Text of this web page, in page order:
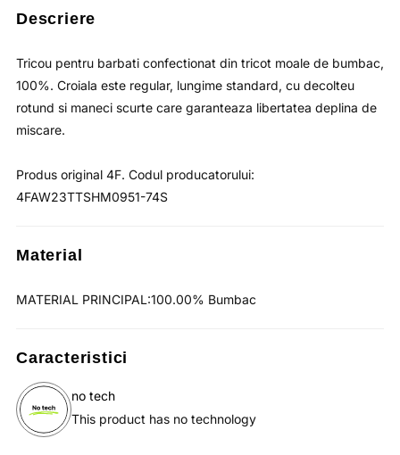
/
4F
Descriere
Tricou pentru barbati confectionat din tricot moale de bumbac,
100%. Croiala este regular, lungime standard, cu decolteu
rotund si maneci scurte care garanteaza libertatea deplina de
miscare.
Produs original 4F. Codul producatorului:
4FAW23TTSHM0951-74S
Material
MATERIAL PRINCIPAL:100.00% Bumbac
Caracteristici
no tech
This product has no technology